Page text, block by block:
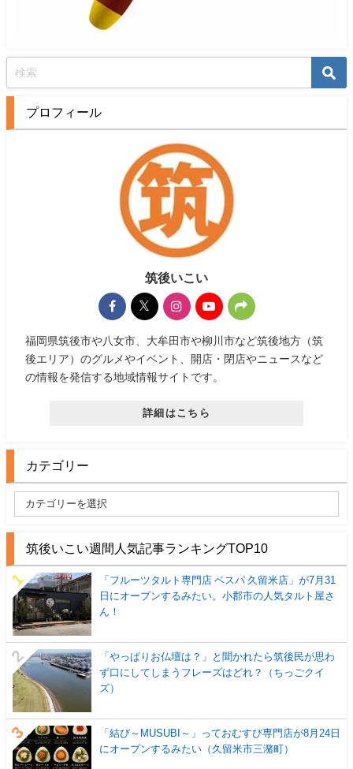
プロフィール
筑後いこい
福岡県筑後市や八女市、大牟田市や柳川市など筑後地方（筑
後エリア）のグルメやイベント、開店・閉店やニュースなど
の情報を発信する地域情報サイトです。
詳細はこちら
カテゴリー
筑後いこい週間人気記事ランキングTOP10
「フルーツタルト専門店 ベスパ 久留米店」が7月31
日にオープンするみたい。小郡市の人気タルト屋さ
ん！
「やっぱりお仏壇は？」と聞かれたら筑後民が思わ
ず口にしてしまうフレーズはどれ？（ちっごクイ
ズ）
「結び～MUSUBI～」っておむすび専門店が8月24日
にオープンするみたい（久留米市三潴町）